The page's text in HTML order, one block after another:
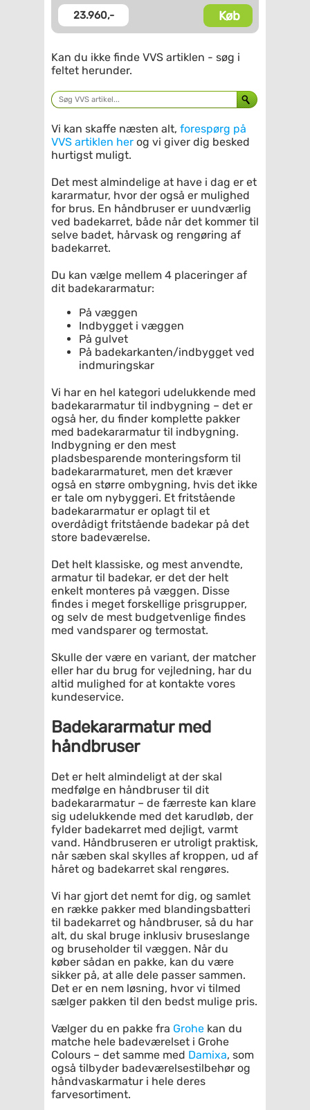
23.960,- Køb
Kan du ikke finde VVS artiklen - søg i
feltet herunder.
Vi kan skaffe næsten alt, forespørg på
VVS artiklen her og vi giver dig besked
hurtigst muligt.
Det mest almindelige at have i dag er et
kararmatur, hvor der også er mulighed
for brus. En håndbruser er uundværlig
ved badekarret, både når det kommer til
selve badet, hårvask og rengøring af
badekarret.
Du kan vælge mellem 4 placeringer af
dit badekararmatur:
På væggen
Indbygget i væggen
På gulvet
På badekarkanten/indbygget ved
indmuringskar
Vi har en hel kategori udelukkende med
badekararmatur til indbygning – det er
også her, du finder komplette pakker
med badekararmatur til indbygning.
Indbygning er den mest
pladsbesparende monteringsform til
badekararmaturet, men det kræver
også en større ombygning, hvis det ikke
er tale om nybyggeri. Et fritstående
badekararmatur er oplagt til et
overdådigt fritstående badekar på det
store badeværelse.
Det helt klassiske, og mest anvendte,
armatur til badekar, er det der helt
enkelt monteres på væggen. Disse
findes i meget forskellige prisgrupper,
og selv de mest budgetvenlige findes
med vandsparer og termostat.
Skulle der være en variant, der matcher
eller har du brug for vejledning, har du
altid mulighed for at kontakte vores
kundeservice.
Badekararmatur med
håndbruser
Det er helt almindeligt at der skal
medfølge en håndbruser til dit
badekararmatur – de færreste kan klare
sig udelukkende med det karudløb, der
fylder badekarret med dejligt, varmt
vand. Håndbruseren er utroligt praktisk,
når sæben skal skylles af kroppen, ud af
håret og badekarret skal rengøres.
Vi har gjort det nemt for dig, og samlet
en række pakker med blandingsbatteri
til badekarret og håndbruser, så du har
alt, du skal bruge inklusiv bruseslange
og bruseholder til væggen. Når du
køber sådan en pakke, kan du være
sikker på, at alle dele passer sammen.
Det er en nem løsning, hvor vi tilmed
sælger pakken til den bedst mulige pris.
Vælger du en pakke fra Grohe kan du
matche hele badeværelset i Grohe
Colours – det samme med Damixa, som
også tilbyder badeværelsestilbehør og
håndvaskarmatur i hele deres
farvesortiment.